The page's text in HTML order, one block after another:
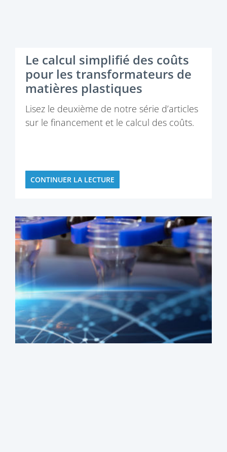
Le calcul simplifié des coûts
pour les transformateurs de
matières plastiques
Lisez le deuxième de notre série d’articles
sur le financement et le calcul des coûts.
CONTINUER LA LECTURE